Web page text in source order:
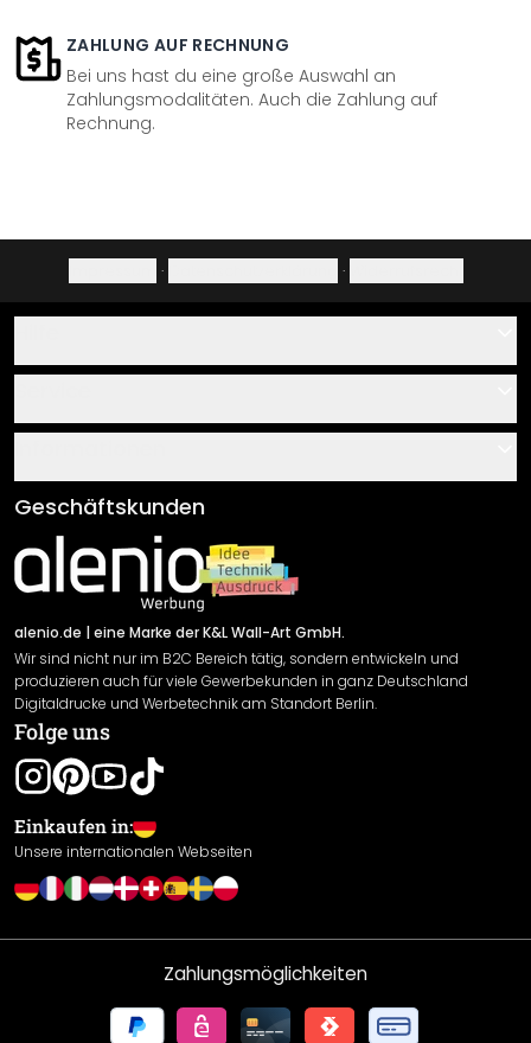
ZAHLUNG AUF RECHNUNG
Bei uns hast du eine große Auswahl an
Zahlungsmodalitäten. Auch die Zahlung auf
Rechnung.
· ·
Über uns
Klebe- und Montageanleitungen
Newsletter An-/Abmeldung
Sendungsverfolgung
AGB
Impressum
Versand & Zahlung
Rücksendung
Widerrufsrecht
Datenschutzerklärung
Gewährleistung
Leistungserklärung / CE-Zeichen
Cookie Einstellungen
Geschäftskunden
alenio.de | eine Marke der K&L Wall-Art GmbH.
Wir sind nicht nur im B2C Bereich tätig, sondern entwickeln und
produzieren auch für viele Gewerbekunden in ganz Deutschland
Digitaldrucke und Werbetechnik am Standort Berlin.
Folge uns
Einkaufen in:
Unsere internationalen Webseiten
Zahlungsmöglichkeiten